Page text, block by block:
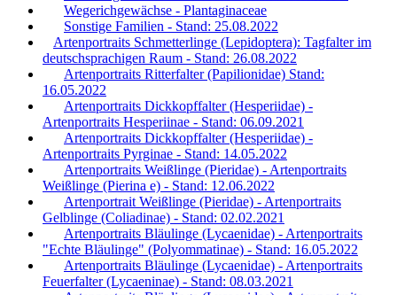
Wegerichgewächse - Plantaginaceae
Sonstige Familien - Stand: 25.08.2022
Artenportraits Schmetterlinge (Lepidoptera): Tagfalter im
deutschsprachigen Raum - Stand: 26.08.2022
Artenportraits Ritterfalter (Papilionidae) Stand:
16.05.2022
Artenportraits Dickkopffalter (Hesperiidae) -
Artenportraits Hesperiinae - Stand: 06.09.2021
Artenportraits Dickkopffalter (Hesperiidae) -
Artenportraits Pyrginae - Stand: 14.05.2022
Artenportraits Weißlinge (Pieridae) - Artenportraits
Weißlinge (Pierina e) - Stand: 12.06.2022
Artenportrait Weißlinge (Pieridae) - Artenportraits
Gelblinge (Coliadinae) - Stand: 02.02.2021
Artenportraits Bläulinge (Lycaenidae) - Artenportraits
"Echte Bläulinge" (Polyommatinae) - Stand: 16.05.2022
Artenportraits Bläulinge (Lycaenidae) - Artenportraits
Feuerfalter (Lycaeninae) - Stand: 08.03.2021